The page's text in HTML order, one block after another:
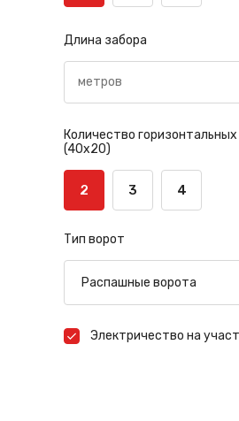
Длина забора
Количество горизонтальных
(40х20)
2 3 4
Тип ворот
Электричество на